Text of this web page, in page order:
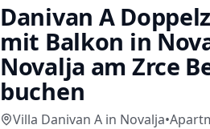
Danivan A
mit Balkon in
Novalja am Zrce
buchen
Villa Danivan A in Novalja•